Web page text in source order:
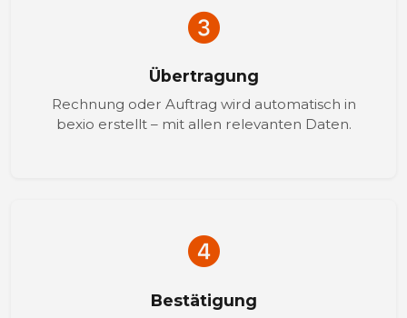
Übertragung
Rechnung oder Auftrag wird automatisch in
bexio erstellt – mit allen relevanten Daten.
Bestätigung